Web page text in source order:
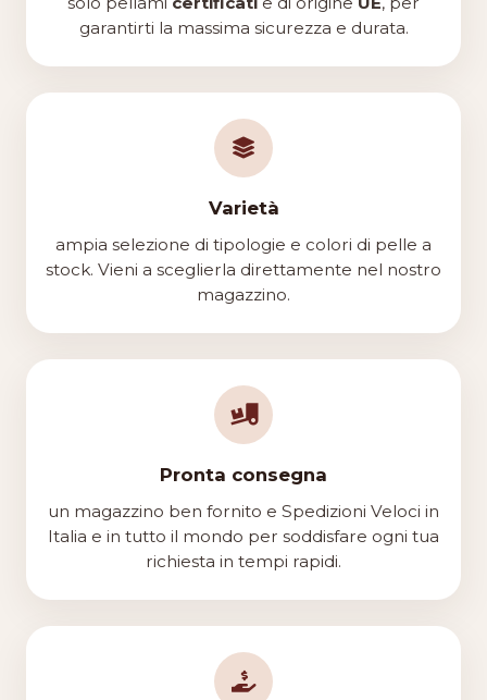
garantirti la massima sicurezza e durata.
Varietà
ampia selezione di tipologie e colori di pelle a
stock. Vieni a sceglierla direttamente nel nostro
magazzino.
Pronta consegna
un magazzino ben fornito e Spedizioni Veloci in
Italia e in tutto il mondo per soddisfare ogni tua
richiesta in tempi rapidi.